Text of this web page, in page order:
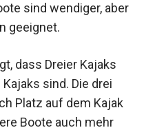
sind wendiger, aber
geeignet.
dass Dreier Kajaks
sind. Die drei
Platz auf dem Kajak
Boote auch mehr